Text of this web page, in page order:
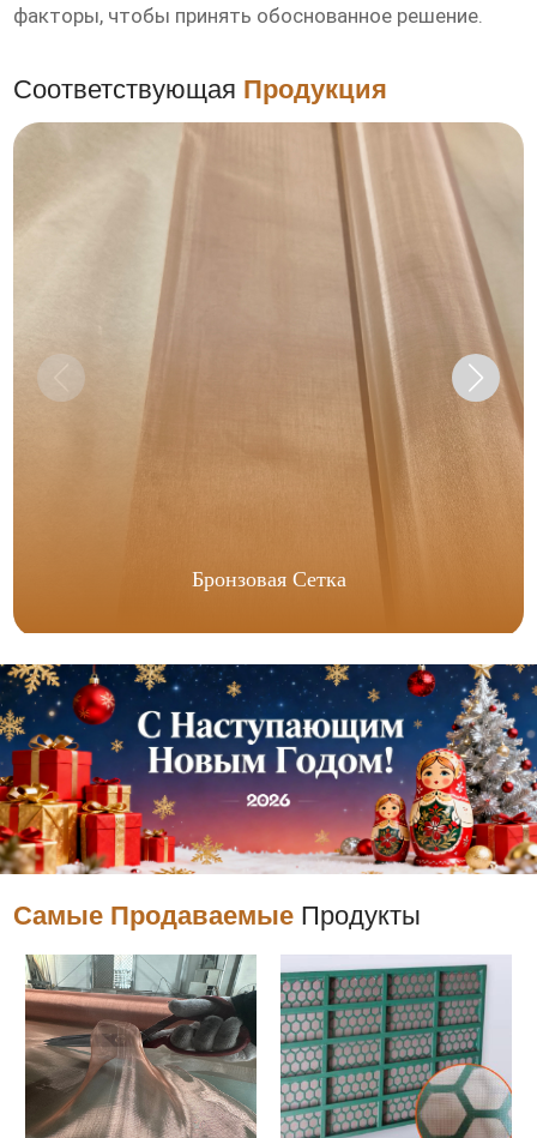
факторы, чтобы принять обоснованное решение.
Соответствующая Продукция
Бронзовая Сетка
Самые Продаваемые Продукты